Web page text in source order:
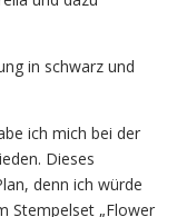
in schwarz und
ich mich bei der
Dieses
denn ich würde
Stempelset „Flower